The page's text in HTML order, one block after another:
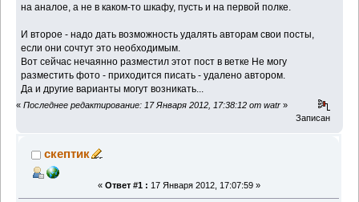
на аналое, а не в каком-то шкафу, пусть и на первой полке.
И второе - надо дать возможность удалять авторам свои посты,
если они сочтут это необходимым.
Вот сейчас нечаянно разместил этот пост в ветке Не могу
разместить фото - приходится писать - удалено автором.
Да и другие варианты могут возникать...
« Последнее редактирование: 17 Января 2012, 17:38:12 от watr »
Записан
скептик
« Ответ #1 : 17 Января 2012, 17:07:59 »